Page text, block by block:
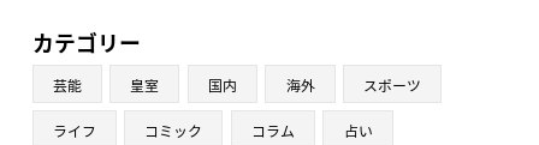
カテゴリー
芸能 皇室 国内 海外 スポーツ
ライフ コミック コラム 占い